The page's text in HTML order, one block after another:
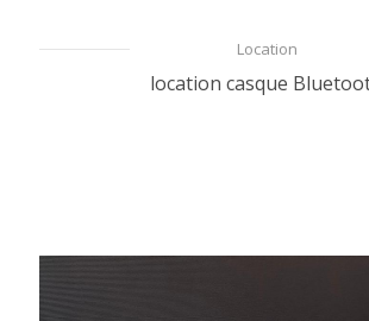
Location
location casque